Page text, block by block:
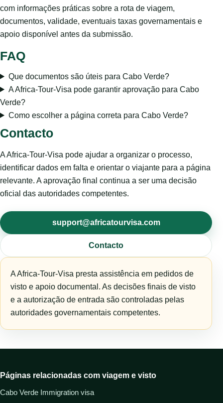
com informações práticas sobre a rota de viagem,
documentos, validade, eventuais taxas governamentais e
apoio disponível antes da submissão.
FAQ
Que documentos são úteis para Cabo Verde?
A Africa-Tour-Visa pode garantir aprovação para Cabo
Verde?
Como escolher a página correta para Cabo Verde?
Contacto
A Africa-Tour-Visa pode ajudar a organizar o processo,
identificar dados em falta e orientar o viajante para a página
relevante. A aprovação final continua a ser uma decisão
oficial das autoridades competentes.
support@africatourvisa.com
Contacto
A Africa-Tour-Visa presta assistência em pedidos de
visto e apoio documental. As decisões finais de visto
e a autorização de entrada são controladas pelas
autoridades governamentais competentes.
Páginas relacionadas com viagem e visto
Cabo Verde Immigration visa